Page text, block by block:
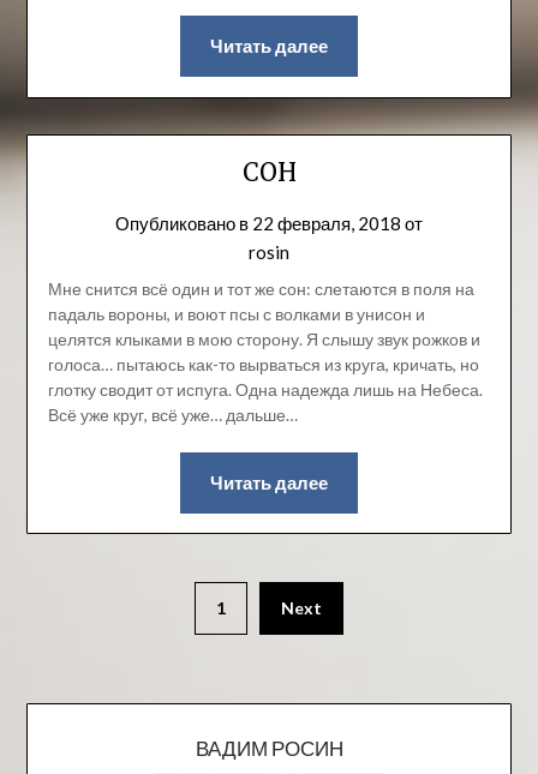
Читать далее
СОН
Опубликовано в 22 февраля, 2018 от
rosin
Мне снится всё один и тот же сон: слетаются в поля на
падаль вороны, и воют псы с волками в унисон и
целятся клыками в мою сторону. Я слышу звук рожков и
голоса… пытаюсь как-то вырваться из круга, кричать, но
глотку сводит от испуга. Одна надежда лишь на Небеса.
Всё уже круг, всё уже… дальше…
Читать далее
1 Next
ВАДИМ РОСИН